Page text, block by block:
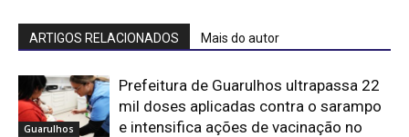
ARTIGOS RELACIONADOS Mais do autor
Guarulhos
Prefeitura de Guarulhos ultrapassa 22
mil doses aplicadas contra o sarampo
e intensifica ações de vacinação no